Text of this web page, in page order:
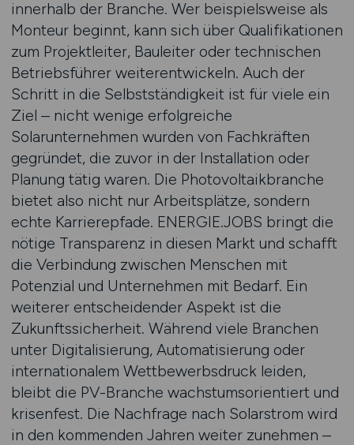
innerhalb der Branche. Wer beispielsweise als
Monteur beginnt, kann sich über Qualifikationen
zum Projektleiter, Bauleiter oder technischen
Betriebsführer weiterentwickeln. Auch der
Schritt in die Selbstständigkeit ist für viele ein
Ziel – nicht wenige erfolgreiche
Solarunternehmen wurden von Fachkräften
gegründet, die zuvor in der Installation oder
Planung tätig waren. Die Photovoltaikbranche
bietet also nicht nur Arbeitsplätze, sondern
echte Karrierepfade. ENERGIE.JOBS bringt die
nötige Transparenz in diesen Markt und schafft
die Verbindung zwischen Menschen mit
Potenzial und Unternehmen mit Bedarf. Ein
weiterer entscheidender Aspekt ist die
Zukunftssicherheit. Während viele Branchen
unter Digitalisierung, Automatisierung oder
internationalem Wettbewerbsdruck leiden,
bleibt die PV-Branche wachstumsorientiert und
krisenfest. Die Nachfrage nach Solarstrom wird
in den kommenden Jahren weiter zunehmen –